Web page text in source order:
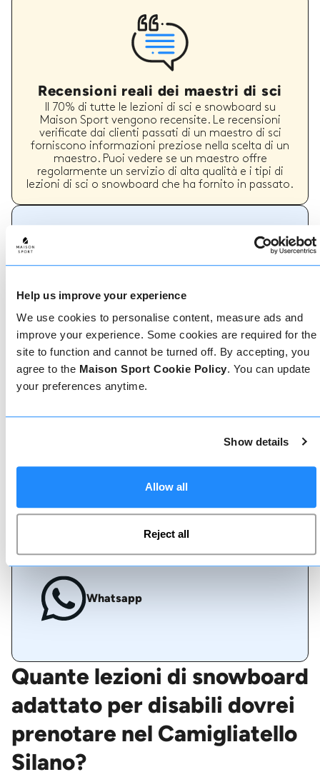
Help us improve your experience
We use cookies to personalise content, measure ads and
improve your experience. Some cookies are required for the
site to function and cannot be turned off. By accepting, you
agree to the Maison Sport Cookie Policy. You can update
your preferences anytime.
Show details
Allow all
Reject all
Recensioni reali dei maestri di sci
Il 70% di tutte le lezioni di sci e snowboard su
Maison Sport vengono recensite. Le recensioni
verificate dai clienti passati di un maestro di sci
forniscono informazioni preziose nella scelta di un
maestro. Puoi vedere se un maestro offre
regolarmente un servizio di alta qualità e i tipi di
lezioni di sci o snowboard che ha fornito in passato.
Come prenotare
semplice, il nostro team di esperti è sempre a
disposizione per aiutarvi: prenotate subito online
o parlate con il nostro team se avete bisogno di
assistenza.
Prenota online
Chat dal vivo
Whatsapp
Quante lezioni di snowboard
adattato per disabili dovrei
prenotare nel Camigliatello
Silano?